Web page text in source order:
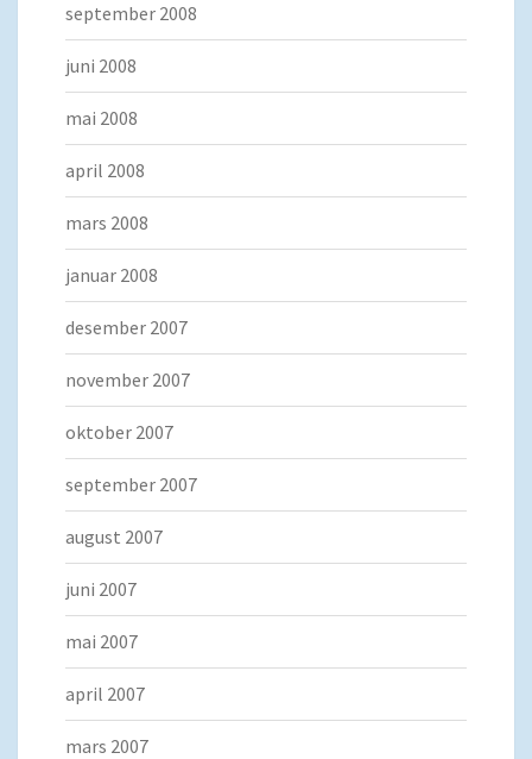
september 2008
juni 2008
mai 2008
april 2008
mars 2008
januar 2008
desember 2007
november 2007
oktober 2007
september 2007
august 2007
juni 2007
mai 2007
april 2007
mars 2007